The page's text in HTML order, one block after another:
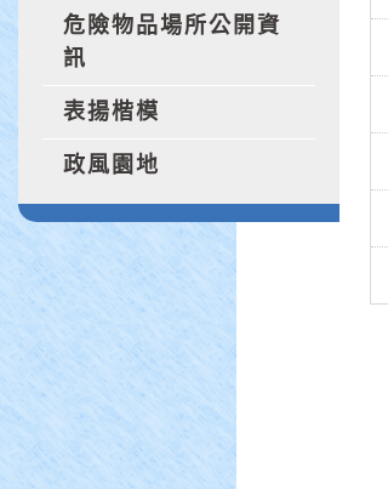
危險物品場所公開資
訊
表揚楷模
政風園地